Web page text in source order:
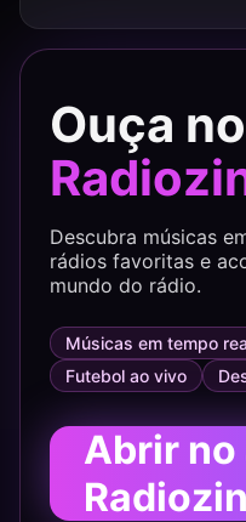
Ouça
Descubra músicas
rádios favoritas e
mundo do rádio.
Músicas em tempo
Futebol ao vivo
Abrir no
Radiozin